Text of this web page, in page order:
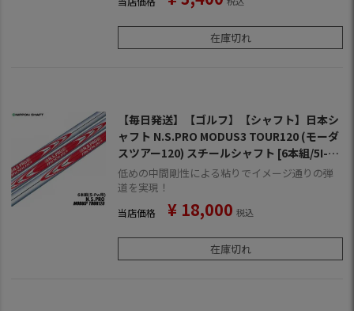
在庫切れ
【毎日発送】【ゴルフ】【シャフト】日本シ
ャフト N.S.PRO MODUS3 TOUR120 (モーダ
スツアー120) スチールシャフト [6本組/5I-P
W用]
低めの中間剛性による粘りでイメージ通りの弾
道を実現！
当店価格 ¥ 18,000 税込
在庫切れ